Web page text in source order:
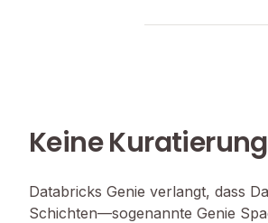
Keine
Databricks Genie verlangt, dass
Schichten—sogenannte Genie